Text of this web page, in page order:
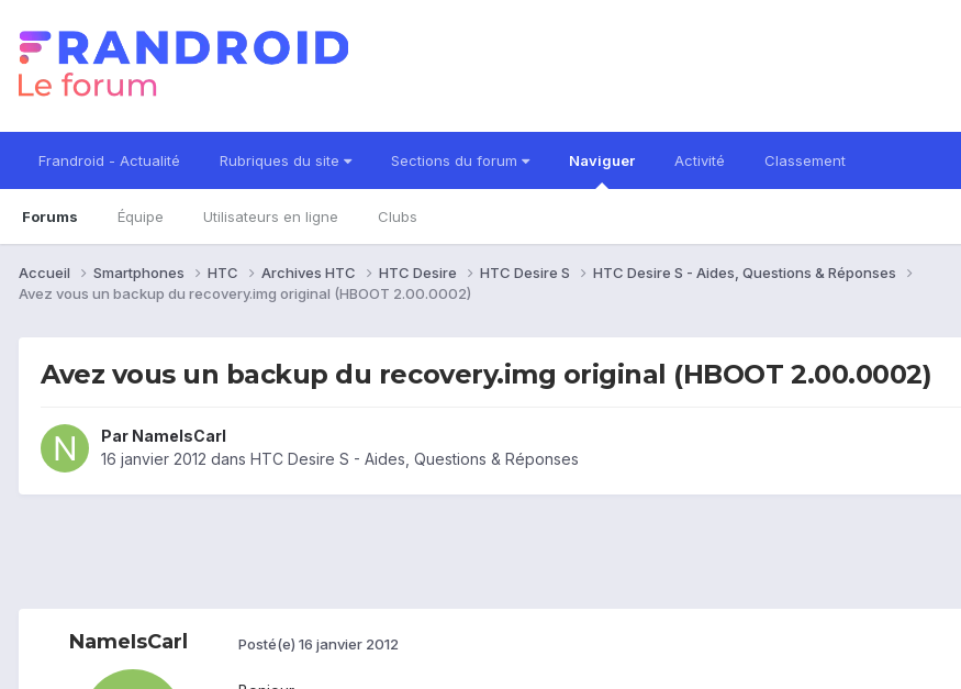
Frandroid - Actualité Rubriques du site Sections du forum Naviguer
Forums Équipe Utilisateurs en ligne Clubs
Activité Classement
Accueil Smartphones HTC Archives HTC HTC Desire HTC Desire S
HTC Desire S - Aides, Questions & Réponses
Avez vous un backup du recovery.img original (HBOOT 2.00.0002)
Avez vous un backup du recovery.img original (HBOOT 2.00.0002)
Par NameIsCarl
16 janvier 2012 dans HTC Desire S - Aides, Questions & Réponses
NameIsCarl Posté(e) 16 janvier 2012